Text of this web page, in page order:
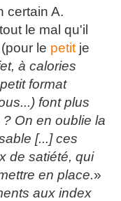
certain A.
le mal qu'il
le petit je
à calories
format
font plus
On en oublie la
[...] ces
de satiété, qui
en place.»
aux index